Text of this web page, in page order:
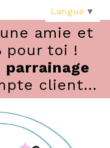
amie et
pour toi !
parrainage
client...
Langue ▼